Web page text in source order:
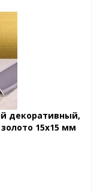
декоративный,
15х15 мм